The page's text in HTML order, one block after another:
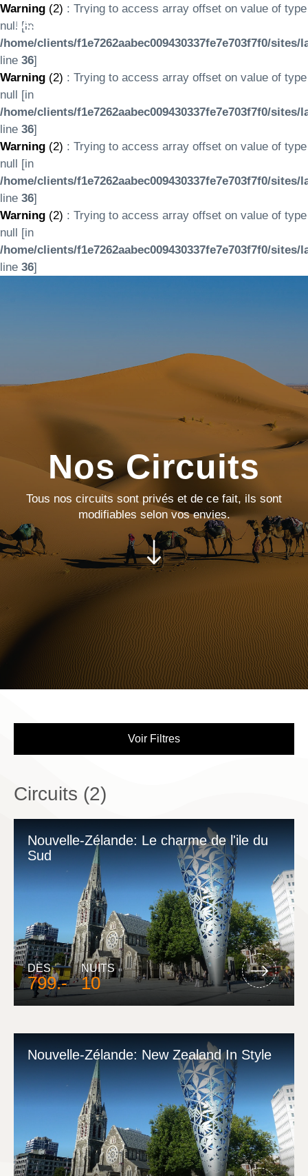
Warning (2) : Trying to access array offset on value of type
null [in
/home/clients/f1e7262aabec009430337fe7e703f7f0/
line 36]
Warning (2) : Trying to access array offset on value of type
null [in
/home/clients/f1e7262aabec009430337fe7e703f7f0/
line 36]
Warning (2) : Trying to access array offset on value of type
null [in
/home/clients/f1e7262aabec009430337fe7e703f7f0/
line 36]
Warning (2) : Trying to access array offset on value of type
null [in
/home/clients/f1e7262aabec009430337fe7e703f7f0/
line 36]
LASERTOURS
Nos Circuits
Tous nos circuits sont privés et de ce fait, ils sont
modifiables selon vos envies.
Voir Filtres
Circuits (2)
Nouvelle-Zélande: Le charme de l'ile du
Sud
DÈS
799.-
NUITS
10
Nouvelle-Zélande: New Zealand In Style